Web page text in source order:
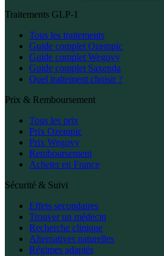
Traitements GLP-1
Tous les traitements
Guide complet Ozempic
Guide complet Wegovy
Guide complet Saxenda
Quel traitement choisir ?
Prix & Remboursement
Tous les prix
Prix Ozempic
Prix Wegovy
Remboursement
Acheter en France
Sécurité & Suivi
Effets secondaires
Trouver un médecin
Recherche clinique
Alternatives naturelles
Régimes adaptés